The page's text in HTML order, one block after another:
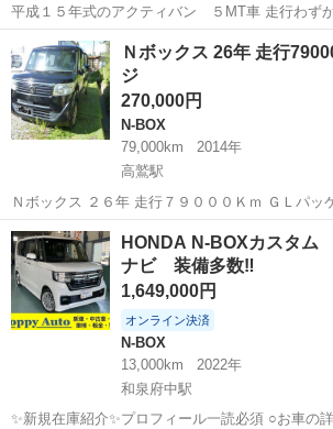
平成１５年式のアクティバン ５MT車 走行わずか61,000㎞ 機関系
はもちろん、下廻りも含めダメージはほとんどなく綺
らすれば程度は極上と言えるかもしれません 車検は新たに2年車検
受...
大阪市 アクティ キッチンカー
Ｎボックス 26年 走行
ジ
270,000円
N-BOX
79,000km
2014年
高鷲駅
Ｎボックス ２６年 走行７９０００Ｋｍ ＧＬパッ
Ｃ、純正アルミホイール、左パワスラ付き、外装
なく綺麗です、内装もシート擦れ破れもなく綺麗
年車検登録をして総額３４万円で乗っ...
大阪 羽曳野市
HONDA N-BOXカスタム
ナビ 装備多数‼️
1,649,000円
オンライン決済
N-BOX
13,000km
2022年
和泉府中駅
✨新規在庫紹介✨プロフィール一読必須 ○お車の詳細○ 【メーカー】ホ